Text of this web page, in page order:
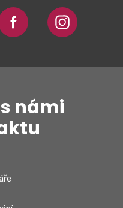
Facebook Instagram
námi